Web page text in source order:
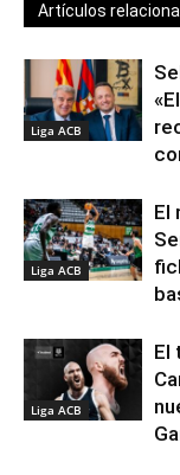
Artículos
Liga ACB
Liga ACB
El
Liga ACB
El